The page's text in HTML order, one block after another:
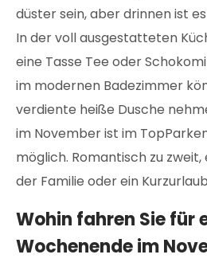
düster sein, aber drinnen ist
In der voll ausgestatteten
eine Tasse Tee oder
im modernen Badezimmer
verdiente heiße Dusche
im November ist im
möglich. Romantisch zu
der Familie oder ein
Wohin fahren Sie für
Wochenende im